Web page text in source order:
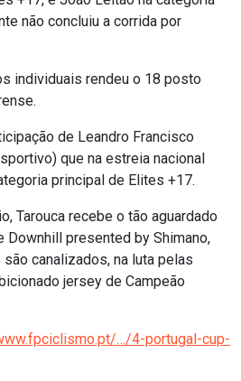
não concluiu a corrida por
individuais rendeu o 18 posto
de Leandro Francisco
que na estreia nacional
principal de Elites +17.
Tarouca recebe o tão aguardado
Downhill presented by Shimano,
canalizados, na luta pelas
jersey de Campeão
…/4-portugal-cup-